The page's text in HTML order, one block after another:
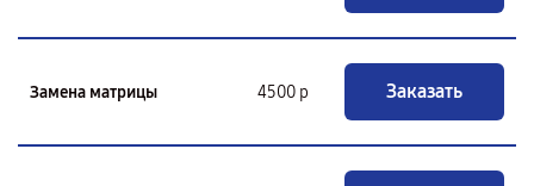
Замена матрицы 4500 р Заказать